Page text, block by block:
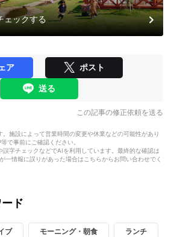
ェックする
ア ポスト
送る
この記事の修正依頼を送る
施設によって営業時間の変更や休業などの可能性があり
で事前にご確認ください。
字チェックなどでAIを利用しています。最終的な確認は
一情報に誤りがあった場合はこちらからお問い合わせでく
ド
ブ モーニング・朝食 ランチ